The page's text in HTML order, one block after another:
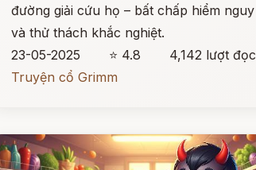
đường giải cứu họ – bất chấp hiểm nguy
và thử thách khắc nghiệt.
23-05-2025
⭐ 4.8
4,142 lượt đọc
Truyện cổ Grimm